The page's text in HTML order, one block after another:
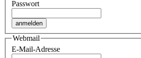
Passwort
Webmail
E-Mail-Adresse